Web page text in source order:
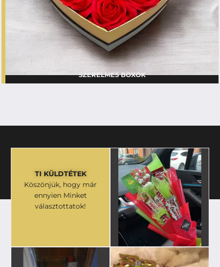
SZERELMES BOXOK
TI KÜLDTÉTEK
Köszönjük, hogy már
ennyien Minket
választottatok!